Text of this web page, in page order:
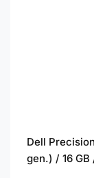
Dell
gen.) / 16 GB